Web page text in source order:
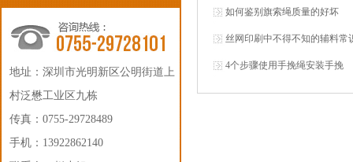
地址：深圳市光明新区公明街道上
村泛懋工业区九栋
传真：0755-29728489
手机：13922862140
如何鉴别旗索绳质量的好坏
丝网印刷中不得不知的辅料常
4个步骤使用手挽绳安装手挽